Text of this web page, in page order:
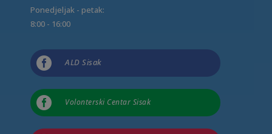
Ponedjeljak - petak:
8:00 - 16:00
 ALD Sisak
 Volonterski Centar Sisak